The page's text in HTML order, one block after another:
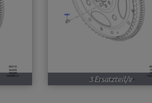
3 Ersatzteil/e